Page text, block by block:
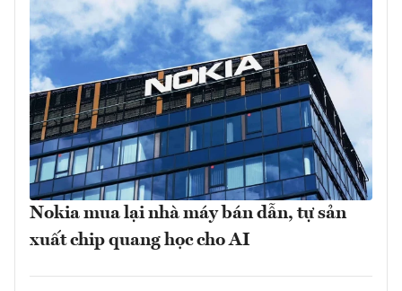
Nokia mua lại nhà máy bán dẫn, tự sản
xuất chip quang học cho AI